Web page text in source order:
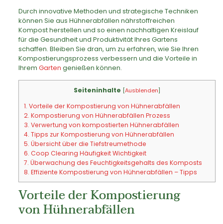
Durch innovative Methoden und strategische Techniken
können Sie aus Hühnerabfällen nährstoffreichen
Kompost herstellen und so einen nachhaltigen Kreislauf
für die Gesundheit und Produktivität Ihres Gartens
schaffen. Bleiben Sie dran, um zu erfahren, wie Sie Ihren
Kompostierungsprozess verbessern und die Vorteile in
Ihrem Garten genießen können.
Seiteninhalte [Ausblenden]
1. Vorteile der Kompostierung von Hühnerabfällen
2. Kompostierung von Hühnerabfällen Prozess
3. Verwertung von kompostierten Hühnerabfällen
4. Tipps zur Kompostierung von Hühnerabfällen
5. Übersicht über die Tiefstreumethode
6. Coop Clearing Häufigkeit Wichtigkeit
7. Überwachung des Feuchtigkeitsgehalts des Komposts
8. Effiziente Kompostierung von Hühnerabfällen – Tipps
Vorteile der Kompostierung
von Hühnerabfällen